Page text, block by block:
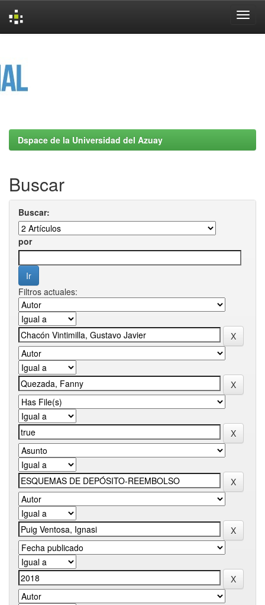
Dspace de la Universidad del Azuay
Buscar
Buscar:
por
Filtros actuales: